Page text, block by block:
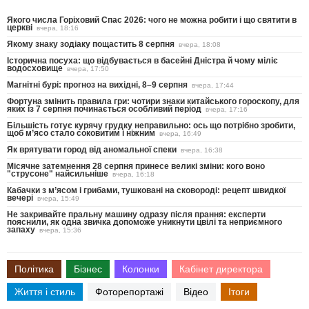
Якого числа Горіховий Спас 2026: чого не можна робити і що святити в
церкві вчера, 18:16
Якому знаку зодіаку пощастить 8 серпня вчера, 18:08
Історична посуха: що відбувається в басейні Дністра й чому міліє
водосховище вчера, 17:50
Магнітні бурі: прогноз на вихідні, 8–9 серпня вчера, 17:44
Фортуна змінить правила гри: чотири знаки китайського гороскопу, для
яких із 7 серпня починається особливий період вчера, 17:16
Більшість готує курячу грудку неправильно: ось що потрібно зробити,
щоб м’ясо стало соковитим і ніжним вчера, 16:49
Як врятувати город від аномальної спеки вчера, 16:38
Місячне затемнення 28 серпня принесе великі зміни: кого воно
"струсоне" найсильніше вчера, 16:18
Кабачки з м’ясом і грибами, тушковані на сковороді: рецепт швидкої
вечері вчера, 15:49
Не закривайте пральну машину одразу після прання: експерти
пояснили, як одна звичка допоможе уникнути цвілі та неприємного
запаху вчера, 15:36
Політика Бізнес Колонки Кабінет директора
Життя і стиль Фоторепортажі Відео Ітоги